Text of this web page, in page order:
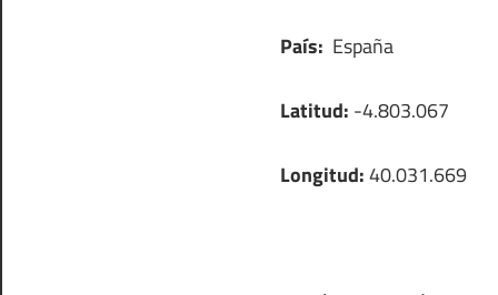
País: España
Latitud: -4.803.067
Longitud:40.031.669